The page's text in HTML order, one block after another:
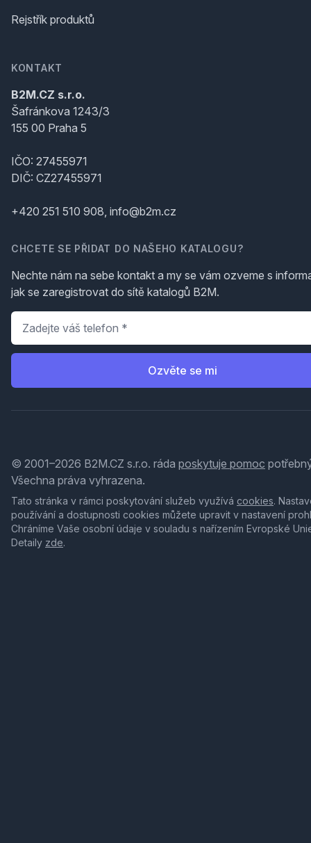
Rejstřík produktů
KONTAKT
B2M.CZ s.r.o.
Šafránkova 1243/3
155 00 Praha 5
IČO: 27455971
DIČ: CZ27455971
+420 251 510 908, info@b2m.cz
CHCETE SE PŘIDAT DO NAŠEHO KATALOGU?
Nechte nám na sebe kontakt a my se vám ozveme s
jak se zaregistrovat do sítě katalogů B2M.
Telefon
Ozvěte se mi
© 2001–2026 B2M.CZ s.r.o. ráda poskytuje pomoc
Všechna práva vyhrazena.
Tato stránka v rámci poskytování služeb využívá cookies.
používání a dostupnosti cookies můžete upravit v nastavení
Chráníme Vaše osobní údaje v souladu s nařízením Evropské
Detaily zde.